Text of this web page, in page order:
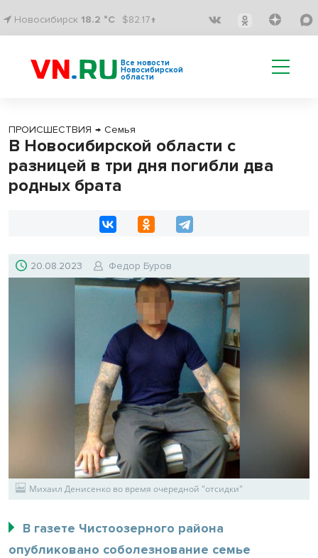
Новосибирск 18.2 °C $82.17↑
Все новости
Новосибирской
области
ПРОИСШЕСТВИЯ → Семья
В Новосибирской области с
разницей в три дня погибли два
родных брата
20.08.2023 Федор Буров
Михаил Денисенко во время очередной "отсидки"
В газете Чистоозерного района
опубликовано соболезнование семье